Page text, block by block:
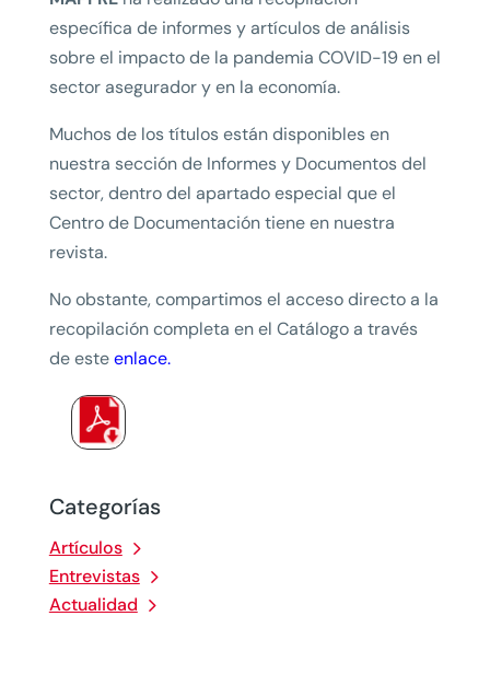
Categorías
Artículos
Entrevistas
Actualidad
específica de informes y artículos de análisis
sobre el impacto de la pandemia COVID-19 en el
sector asegurador y en la economía.
Muchos de los títulos están disponibles en
nuestra sección de Informes y Documentos del
sector, dentro del apartado especial que el
Centro de Documentación tiene en nuestra
revista.
No obstante, compartimos el acceso directo a la
recopilación completa en el Catálogo a través
de esteenlace.